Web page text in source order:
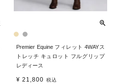
Premier Equine フィレット 4WAYス
トレッチ キュロット フルグリップ
レディース
¥ 21,800 税込